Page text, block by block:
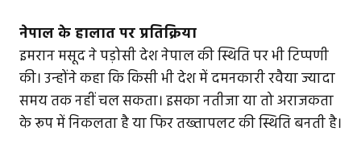
नेपाल के हालात पर प्रतिक्रिया
इमरान मसूद ने पड़ोसी देश नेपाल की स्थिति पर भी टिप्पणी
की। उन्होंने कहा कि किसी भी देश में दमनकारी रवैया ज्यादा
समय तक नहीं चल सकता। इसका नतीजा या तो अराजकता
के रूप में निकलता है या फिर तख्तापलट की स्थिति बनती है।